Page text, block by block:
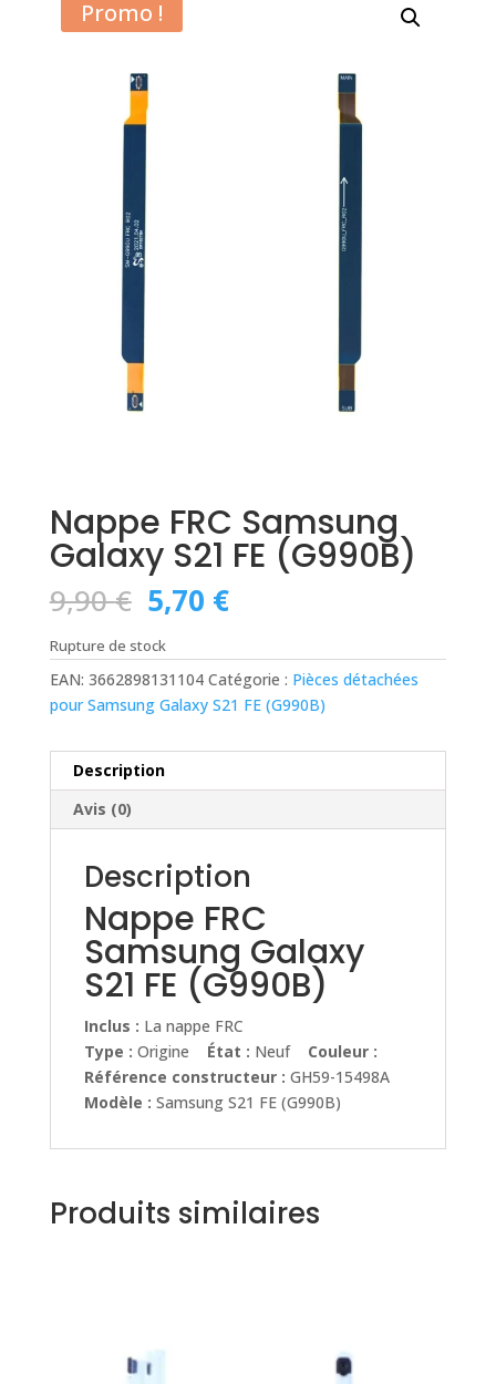
Promo !
Nappe FRC Samsung
Galaxy S21 FE (G990B)
9,90€ Le
prix
initial
était :
9,90 €.
5,70 €Le
prix
actuel
est :
5,70 €.
Rupture de stock
EAN: 3662898131104 Catégorie : Pièces détachées
pour Samsung Galaxy S21 FE (G990B)
Description
Avis (0)
Description
Nappe FRC
Samsung Galaxy
S21 FE (G990B)
Inclus : La nappe FRC
Type : Origine État : Neuf Couleur :
Référence constructeur : GH59-15498A
Modèle : Samsung S21 FE (G990B)
Produits similaires